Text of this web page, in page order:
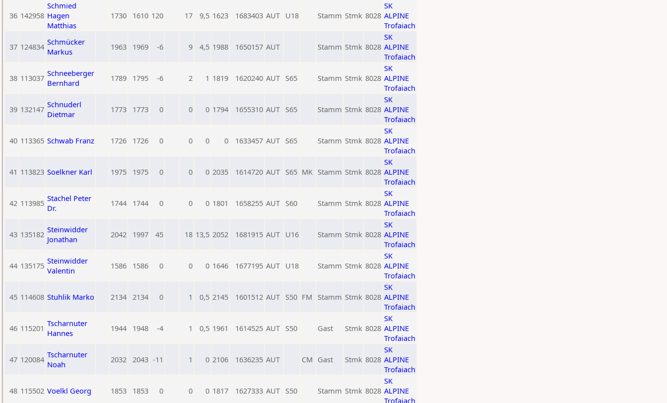
36 142958
Schmied
Hagen
Matthias
1730 1610 120 17 9,5 1623 1683403 AUT U18 Stamm Stmk 8028
SK
ALPINE
Trofaiach
37 124834 Schmücker
Markus
1963 1969 -6 9 4,5 1988 1650157 AUT Stamm Stmk 8028
SK
ALPINE
Trofaiach
38 113037 Schneeberger
Bernhard
1789 1795 -6 2 1 1819 1620240 AUT S65 Stamm Stmk 8028
SK
ALPINE
Trofaiach
39 132147 Schnuderl
Dietmar
1773 1773 0 0 0 1794 1655310 AUT S65 Stamm Stmk 8028
SK
ALPINE
Trofaiach
40 113365 Schwab Franz 1726 1726 0 0 0 0 1633457 AUT S65 Stamm Stmk 8028
SK
ALPINE
Trofaiach
41 113823 Soelkner Karl 1975 1975 0 0 0 2035 1614720 AUT S65 MK Stamm Stmk 8028
SK
ALPINE
Trofaiach
42 113985 Stachel Peter
Dr.
1744 1744 0 0 0 1801 1658255 AUT S60 Stamm Stmk 8028
SK
ALPINE
Trofaiach
43 135182 Steinwidder
Jonathan
2042 1997 45 18 13,5 2052 1681915 AUT U16 Stamm Stmk 8028
SK
ALPINE
Trofaiach
44 135175 Steinwidder
Valentin
1586 1586 0 0 0 1646 1677195 AUT U18 Stamm Stmk 8028
SK
ALPINE
Trofaiach
45 114608 Stuhlik Marko 2134 2134 0 1 0,5 2145 1601512 AUT S50 FM Stamm Stmk 8028
SK
ALPINE
Trofaiach
46 115201 Tscharnuter
Hannes
1944 1948 -4 1 0,5 1961 1614525 AUT S50 Gast Stmk 8028
SK
ALPINE
Trofaiach
47 120084 Tscharnuter
Noah
2032 2043 -11 1 0 2106 1636235 AUT CM Gast Stmk 8028
SK
ALPINE
Trofaiach
48 115502 Voelkl Georg 1853 1853 0 0 0 1817 1627333 AUT S50 Stamm Stmk 8028
SK
ALPINE
Trofaiach